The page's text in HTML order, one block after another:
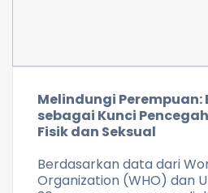
Melindungi Perempuan:
sebagai Kunci
Fisik dan Seksual
Berdasarkan data dari
Organization (WHO) dan